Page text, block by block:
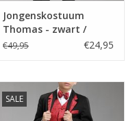
Jongenskostuum
Thomas - zwart /
zilver
€49,95 €24,95
SALE